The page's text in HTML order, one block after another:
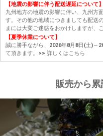
【地震の影響に伴う配送遅延について】
九州地方の地震の影響に伴い、九州方
す。その他の地域につきましても配送
まには大変ご迷惑をおかけしますが、
【夏季休業について】
誠に勝手ながら、2026年8月8日(土)～
て頂きます。 >> 詳しくはこちら
販売から累